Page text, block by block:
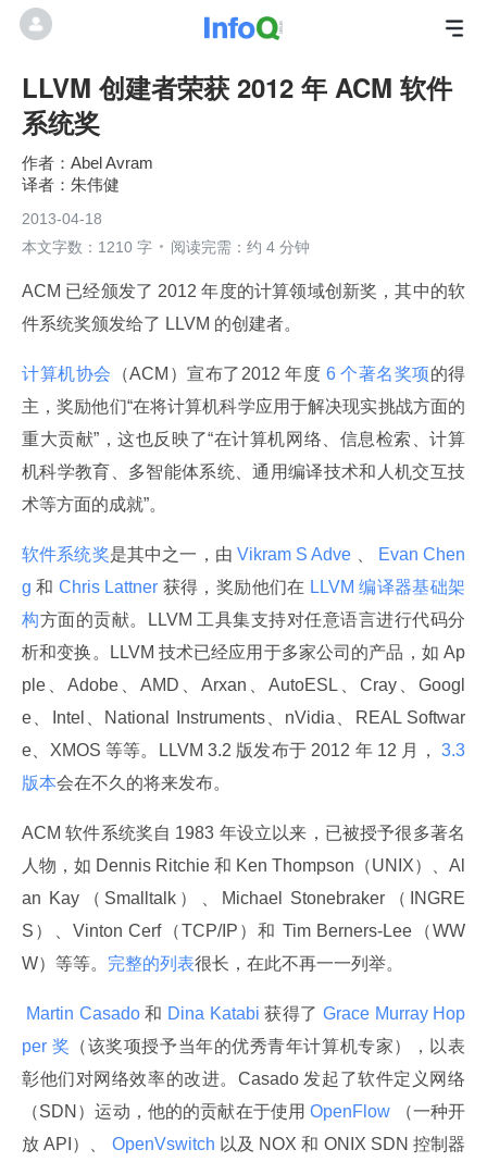
LLVM 创建者荣获 2012 年 ACM 软件
系统奖
Abel Avram
朱伟健
2013-04-18
本文字数：1210 字
阅读完需：约 4 分钟
ACM 已经颁发了 2012 年度的计算领域创新奖，其中的软
件系统奖颁发给了 LLVM 的创建者。
计算机协会 （ACM）宣布了2012 年度 6 个著名奖项的得
主，奖励他们“在将计算机科学应用于解决现实挑战方面的
重大贡献”，这也反映了“在计算机网络、信息检索、计算
机科学教育、多智能体系统、通用编译技术和人机交互技
术等方面的成就”。
软件系统奖是其中之一，由 Vikram S Adve
Evan Chen
g 和 Chris Lattner 获得，奖励他们在 LLVM 编译器基础架
构方面的贡献。LLVM 工具集支持对任意语言进行代码分
析和变换。LLVM 技术已经应用于多家公司的产品，如 Ap
ple、Adobe、AMD、Arxan、AutoESL、Cray、Googl
e、Intel、National Instruments、nVidia、REAL Softwar
e、XMOS 等等。LLVM 3.2 版发布于 2012 年 12 月，
3.3
版本会在不久的将来发布。
ACM 软件系统奖自 1983 年设立以来，已被授予很多著名
人物，如 Dennis Ritchie 和 Ken Thompson（UNIX）、Al
an Kay（Smalltalk）、Michael Stonebraker（INGRE
S）、Vinton Cerf（TCP/IP）和 Tim Berners-Lee（WW
W）等等。 完整的列表很长，在此不再一一列举。
Martin Casado 和 Dina Katabi 获得了 Grace Murray Hop
per 奖 （该奖项授予当年的优秀青年计算机专家），以表
彰他们对网络效率的改进。Casado 发起了软件定义网络
（SDN）运动，他的的贡献在于使用 OpenFlow
（一种开
放 API）、
OpenVswitch 以及 NOX 和 ONIX SDN 控制器